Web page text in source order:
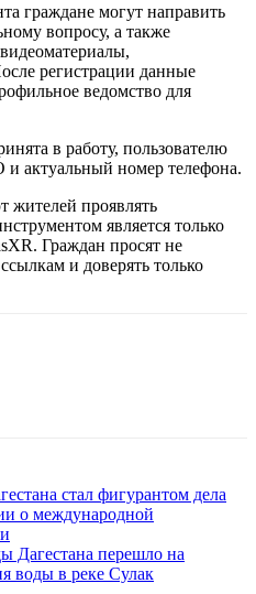
граждане могут направить
вопросу, а также
регистрации данные
ведомство для
в работу, пользователю
актуальный номер телефона.
жителей проявлять
является только
Граждан просят не
и доверять только
стал фигурантом дела
о международной
Дагестана перешло на
воды в реке Сулак